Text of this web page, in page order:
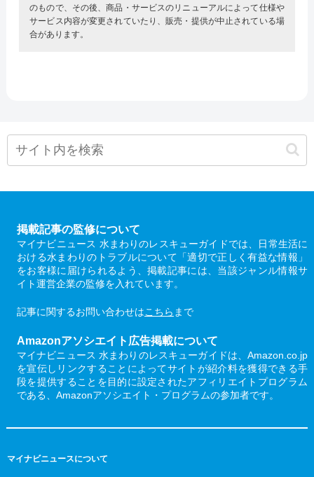
のもので、その後、商品・サービスのリニューアルによって仕様や
サービス内容が変更されていたり、販売・提供が中止されている場
合があります。
掲載記事の監修について
マイナビニュース 水まわりのレスキューガイドでは、日常生活に
おける水まわりのトラブルについて「適切で正しく有益な情報」
をお客様に届けられるよう、掲載記事には、当該ジャンル情報サ
イト運営企業の監修を入れています。
記事に関するお問い合わせはこちら まで
Amazonアソシエイト広告掲載について
マイナビニュース 水まわりのレスキューガイドは、Amazon.co.jp
を宣伝しリンクすることによってサイトが紹介料を獲得できる手
段を提供することを目的に設定されたアフィリエイトプログラム
である、Amazonアソシエイト・プログラムの参加者です。
マイナビニュースについて